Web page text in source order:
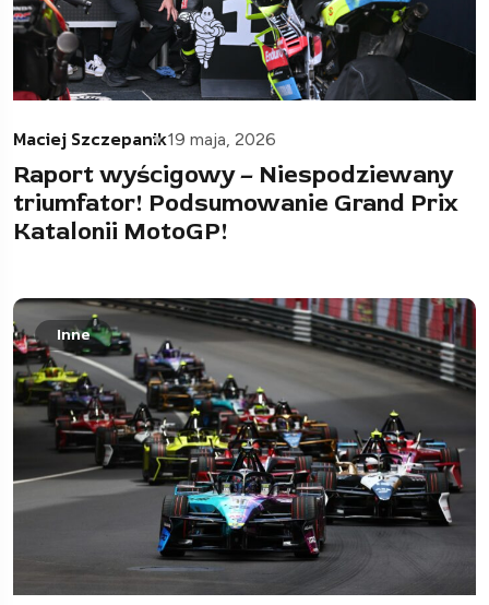
Maciej Szczepanik19 maja, 2026
Raport wyścigowy – Niespodziewany
triumfator! Podsumowanie Grand Prix
Katalonii MotoGP!
Inne